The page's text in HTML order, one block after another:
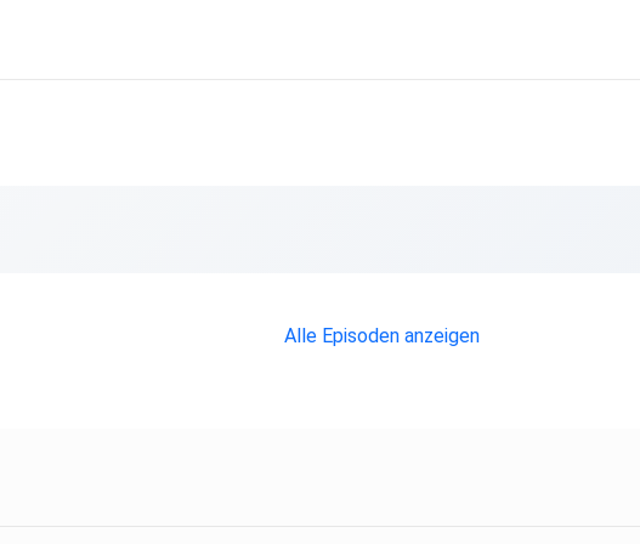
Alle Episoden anzeigen